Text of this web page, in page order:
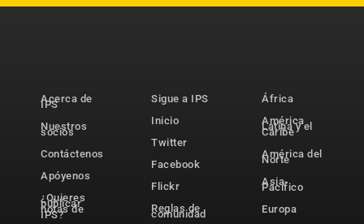
Acerca de
IPS
Nuestros
socios
Contáctenos
Apóyenos
¿Quieres
publicar
notas de
IPS?
Sigue a IPS
Inicio
Twitter
Facebook
Flickr
Reglas de
comunidad
África
América
Latina y el
Caribe
América del
Norte
Asia-
Pacífico
Europa